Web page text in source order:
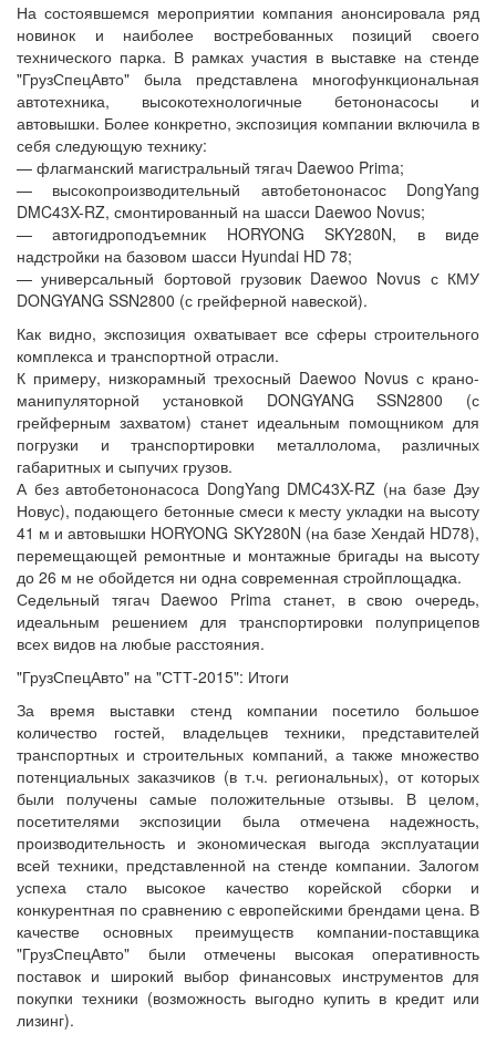
На состоявшемся мероприятии компания анонсировала ряд
новинок и наиболее востребованных позиций своего
технического парка. В рамках участия в выставке на стенде
"ГрузСпецАвто" была представлена многофункциональная
автотехника, высокотехнологичные бетононасосы и
автовышки. Более конкретно, экспозиция компании включила в
себя следующую технику:
— флагманский магистральный тягач Daewoo Prima;
— высокопроизводительный автобетононасос DongYang
DMC43X-RZ, смонтированный на шасси Daewoo Novus;
— автогидроподъемник HORYONG SKY280N, в виде
надстройки на базовом шасси Hyundai HD 78;
— универсальный бортовой грузовик Daewoo Novus с КМУ
DONGYANG SSN2800 (с грейферной навеской).
Как видно, экспозиция охватывает все сферы строительного
комплекса и транспортной отрасли.
К примеру, низкорамный трехосный Daewoo Novus с крано-
манипуляторной установкой DONGYANG SSN2800 (с
грейферным захватом) станет идеальным помощником для
погрузки и транспортировки металлолома, различных
габаритных и сыпучих грузов.
А без автобетононасоса DongYang DMC43X-RZ (на базе Дэу
Новус), подающего бетонные смеси к месту укладки на высоту
41 м и автовышки HORYONG SKY280N (на базе Хендай HD78),
перемещающей ремонтные и монтажные бригады на высоту
до 26 м не обойдется ни одна современная стройплощадка.
Седельный тягач Daewoo Prima станет, в свою очередь,
идеальным решением для транспортировки полуприцепов
всех видов на любые расстояния.
"ГрузСпецАвто" на "СТТ-2015": Итоги
За время выставки стенд компании посетило большое
количество гостей, владельцев техники, представителей
транспортных и строительных компаний, а также множество
потенциальных заказчиков (в т.ч. региональных), от которых
были получены самые положительные отзывы. В целом,
посетителями экспозиции была отмечена надежность,
производительность и экономическая выгода эксплуатации
всей техники, представленной на стенде компании. Залогом
успеха стало высокое качество корейской сборки и
конкурентная по сравнению с европейскими брендами цена. В
качестве основных преимуществ компании-поставщика
"ГрузСпецАвто" были отмечены высокая оперативность
поставок и широкий выбор финансовых инструментов для
покупки техники (возможность выгодно купить в кредит или
лизинг).